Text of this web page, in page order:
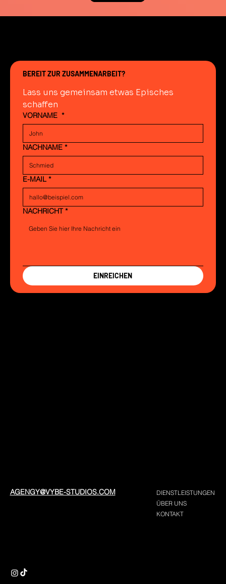
AGENGY@VYBE-STUDIOS.COM
DIENSTLEISTUNGEN
ÜBER UNS
KONTAKT
BEREIT ZUR ZUSAMMENARBEIT?
Lass uns gemeinsam etwas Episches
schaffen
VORNAME *
NACHNAME *
E-MAIL *
NACHRICHT *
EINREICHEN